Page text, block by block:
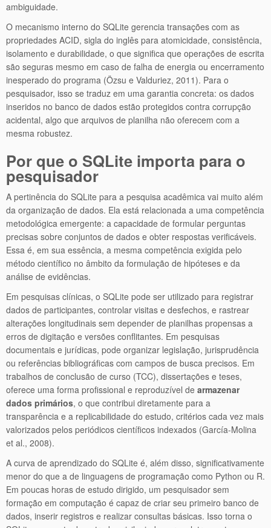
ambiguidade.
O mecanismo interno do SQLite gerencia transações com as
propriedades ACID, sigla do inglês para atomicidade, consistência,
isolamento e durabilidade, o que significa que operações de escrita
são seguras mesmo em caso de falha de energia ou encerramento
inesperado do programa (Özsu e Valduriez, 2011). Para o
pesquisador, isso se traduz em uma garantia concreta: os dados
inseridos no banco de dados estão protegidos contra corrupção
acidental, algo que arquivos de planilha não oferecem com a
mesma robustez.
Por que o SQLite importa para o
pesquisador
A pertinência do SQLite para a pesquisa acadêmica vai muito além
da organização de dados. Ela está relacionada a uma competência
metodológica emergente: a capacidade de formular perguntas
precisas sobre conjuntos de dados e obter respostas verificáveis.
Essa é, em sua essência, a mesma competência exigida pelo
método científico no âmbito da formulação de hipóteses e da
análise de evidências.
Em pesquisas clínicas, o SQLite pode ser utilizado para registrar
dados de participantes, controlar visitas e desfechos, e rastrear
alterações longitudinais sem depender de planilhas propensas a
erros de digitação e versões conflitantes. Em pesquisas
documentais e jurídicas, pode organizar legislação, jurisprudência
ou referências bibliográficas com campos de busca precisos. Em
trabalhos de conclusão de curso (TCC), dissertações e teses,
oferece uma forma profissional e reproduzível de armazenar
dados primários, o que contribui diretamente para a
transparência e a replicabilidade do estudo, critérios cada vez mais
valorizados pelos periódicos científicos indexados (García-Molina
et al., 2008).
A curva de aprendizado do SQLite é, além disso, significativamente
menor do que a de linguagens de programação como Python ou R.
Em poucas horas de estudo dirigido, um pesquisador sem
formação em computação é capaz de criar seu primeiro banco de
dados, inserir registros e realizar consultas básicas. Isso torna o